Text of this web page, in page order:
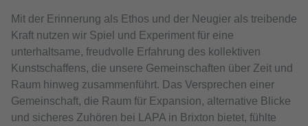
Mit der Erinnerung als Ethos und der Neugier als treibende
Kraft nutzen wir Spiel und Experiment für eine
unterhaltsame, freudvolle Erfahrung des kollektiven
Kunstschaffens, die unsere Gemeinschaften über Zeit und
Raum hinweg zusammenführt. Das Versprechen einer
Gemeinschaft, die Raum für Expansion, alternative Blicke
und sicheres Zuhören bei LAPA in Brixton bietet, fühlte